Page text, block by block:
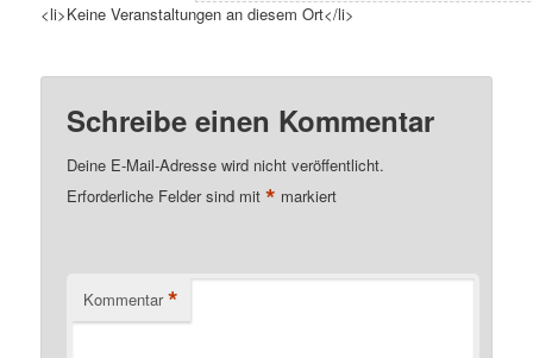
<li>Keine Veranstaltungen an diesem Ort</li>
Schreibe einen Kommentar
Deine E-Mail-Adresse wird nicht veröffentlicht.
Erforderliche Felder sind mit* markiert
Kommentar *